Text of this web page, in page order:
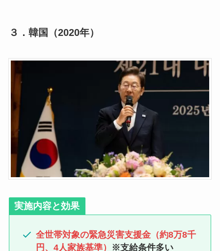
３． 韓国（2020年）
実施内容と効果
全世帯対象の緊急災害支援金（約8万8千
円、4人家族基準）
※支給条件多い